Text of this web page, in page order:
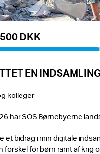
DKK
EN INDSAMLING
kolleger
har SOS Børnebyerne
et bidrag i min digitale
forskel for børn ramt af krig